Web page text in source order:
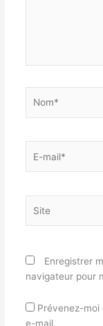
mail*
Enregistrer
navigateur pour
Prévenez-moi
e-mail.